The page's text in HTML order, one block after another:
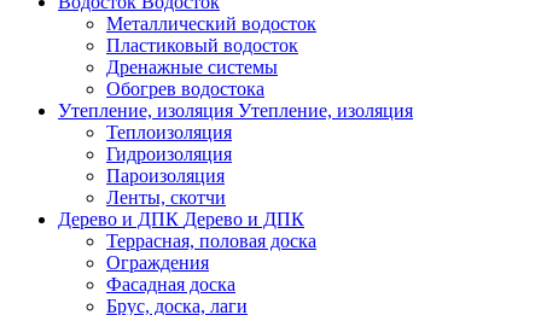
Металлический водосток
Пластиковый водосток
Дренажные системы
Обогрев водостока
Утепление, изоляция Утепление, изоляция
Теплоизоляция
Гидроизоляция
Пароизоляция
Ленты, скотчи
Дерево и ДПК Дерево и ДПК
Террасная, половая доска
Ограждения
Фасадная доска
Брус, доска, лаги